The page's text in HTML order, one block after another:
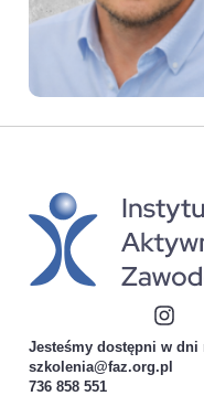
Jesteśmy dostępni w dni
szkolenia@faz.org.pl
736 858 551